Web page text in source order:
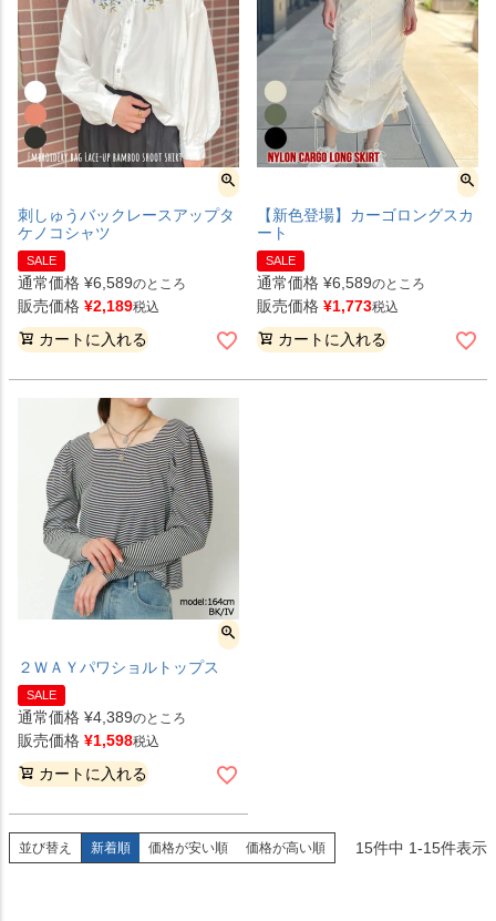
刺しゅうバックレースアップタ
ケノコシャツ
SALE
通常価格 ¥6,589のところ
販売価格 ¥2,189税込
カートに入れる
【新色登場】カーゴロングスカ
ート
SALE
通常価格 ¥6,589のところ
販売価格 ¥1,773税込
カートに入れる
２ＷＡＹパワショルトップス
SALE
通常価格 ¥4,389のところ
販売価格 ¥1,598税込
カートに入れる
並び替え 新着順 価格が安い順 価格が高い順 15件中 1-15件表示